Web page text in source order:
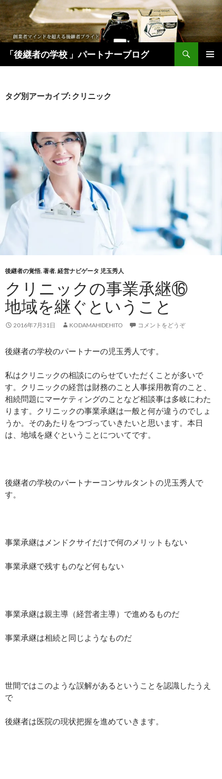
「後継者の学校 」パートナーブログ
検
ン
タグ別アーカイブ: クリニック
後継者の覚悟, 著者, 経営ナビゲータ 児玉秀人
クリニックの事業承継⑯
地域を継ぐということ
2016年7月31日 KODAMAHIDEHITO コメントをどうぞ
後継者の学校のパートナーの児玉秀人です。
私はクリニックの相談にのらせていただくことが多いで
す。クリニックの経営は財務のこと人事採用教育のこと、
相続問題にマーケティングのことなど相談事は多岐にわた
ります。クリニックの事業承継は一般と何が違うのでしょ
うか。そのあたりをつづっていきたいと思います。本日
は、地域を継ぐということについてです。
後継者の学校のパートナーコンサルタントの児玉秀人で
す。
事業承継はメンドクサイだけで何のメリットもない
事業承継で残すものなど何もない
事業承継は親主導（経営者主導）で進めるものだ
事業承継は相続と同じようなものだ
世間ではこのような誤解があるということを認識したうえ
で
後継者は医院の現状把握を進めていきます。